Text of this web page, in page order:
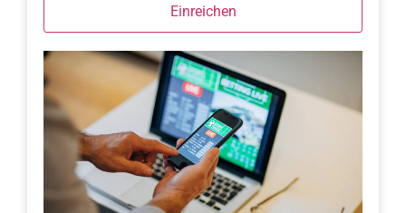
Einreichen